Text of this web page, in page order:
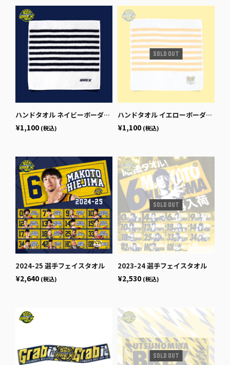
ハンドタオル ネイビーボーダー（BREXロゴ）
¥1,100 (税込)
ハンドタオル イエローボーダー（ブレッキー）
¥1,100 (税込)
2024-25 選手フェイスタオル
¥2,640 (税込)
2023-24 選手フェイスタオル
¥2,530 (税込)